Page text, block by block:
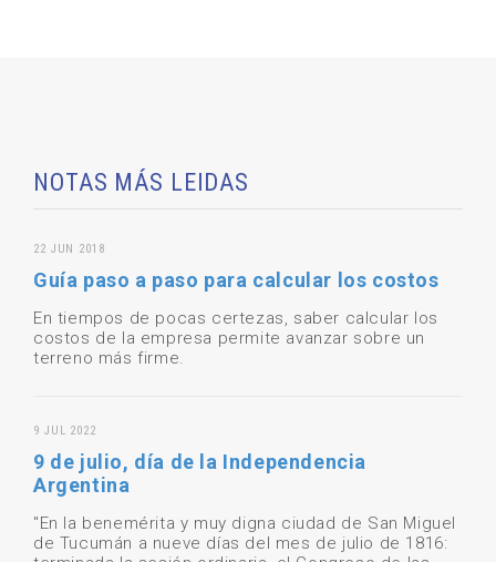
NOTAS MÁS LEIDAS
22 JUN 2018
Guía paso a paso para calcular los costos
En tiempos de pocas certezas, saber calcular los
costos de la empresa permite avanzar sobre un
terreno más firme.
9 JUL 2022
9 de julio, día de la Independencia
Argentina
"En la benemérita y muy digna ciudad de San Miguel
de Tucumán a nueve días del mes de julio de 1816: